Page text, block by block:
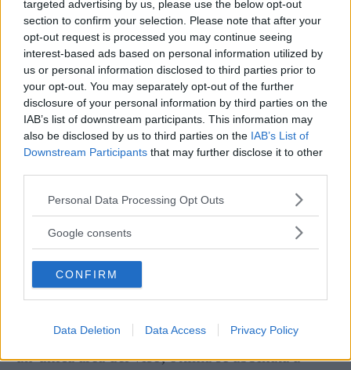
targeted advertising by us, please use the below opt-out
section to confirm your selection. Please note that after your
opt-out request is processed you may continue seeing
interest-based ads based on personal information utilized by
us or personal information disclosed to third parties prior to
your opt-out. You may separately opt-out of the further
disclosure of your personal information by third parties on the
IAB’s list of downstream participants. This information may
also be disclosed by us to third parties on the IAB’s List of
Downstream Participants that may further disclose it to other
Please note that this website/app uses one or more Google
not limited to your visit or usage behaviour. You may click to
use your data for below specified purposes in below Google
consent section.
Personal Data Processing Opt Outs
Google consents
CONFIRM
Data Deletion Data Access Privacy Policy
Un massaggiatore viso dalle altissime
potenzialità, pratico da usare e che si usa in
modalità diverse:
Boosting, si fa scorrere il device sul viso,
partendo dall’interno e arrivando all’esterno del
volto, dal basso verso l’alto, abbinandolo a
creme e sieri con proprietà nutrienti e dalla
texture corposa;
Watering, questa azione prevede che la sua
testina venga mossa con movimenti circolari,
l’ideale se si uniscono prodotti dalle texture
acquose o molto idratanti;
Focus , ovvero un’azione concentrata in
un’unica area del viso, ottima se abbinata a